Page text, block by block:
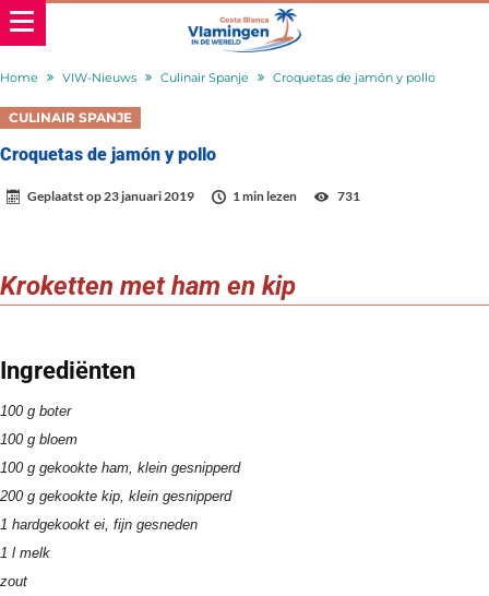
Home VIW-Nieuws Culinair Spanje Croquetas de jamón y pollo
CULINAIR SPANJE
Croquetas de jamón y pollo
Geplaatst op23 januari 2019 1 min lezen 731
Kroketten met ham en kip
Ingrediënten
100 g boter
100 g bloem
100 g gekookte ham, klein gesnipperd
200 g gekookte kip, klein gesnipperd
1 hardgekookt ei, fijn gesneden
1 l melk
zout